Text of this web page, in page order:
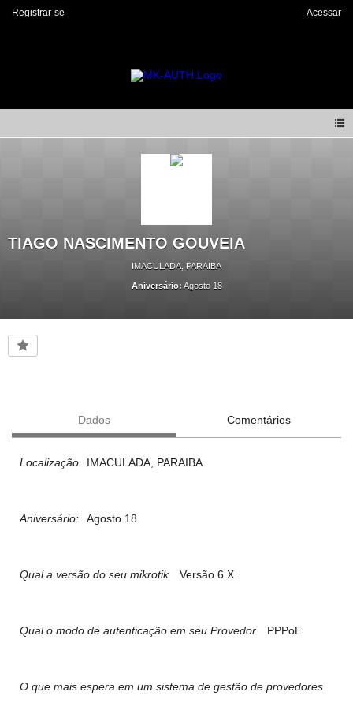
Registrar-se Acessar
TIAGO NASCIMENTO GOUVEIA
IMACULADA, PARAIBA
Aniversário: Agosto 18
Dados Comentários
Localização IMACULADA, PARAIBA
Aniversário: Agosto 18
Qual a versão do seu mikrotik Versão 6.X
Qual o modo de autenticação em seu Provedor PPPoE
O que mais espera em um sistema de gestão de provedores